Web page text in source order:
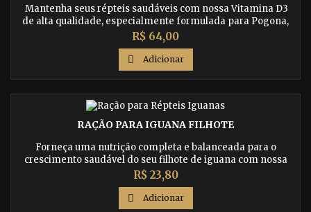
Mantenha seus répteis saudáveis com nossa Vitamina D3
de alta qualidade, especialmente formulada para Pogona,
Gecko, Iguana, Jabuti e outros répteis. Compre agora na T-
rexpets e forneça a nutrição necessária para o bem-estar
dos seus animais de estimação.
Preço
R$ 64,00
 Adicionar
RAÇÃO PARA IGUANA FILHOTE
Forneça uma nutrição completa e balanceada para o
crescimento saudável do seu filhote de iguana com nossa
ração especialmente formulada. Compre agora e garanta
uma vida saudável para seu animal de estimação.
Preço
R$ 23,80
 Adicionar